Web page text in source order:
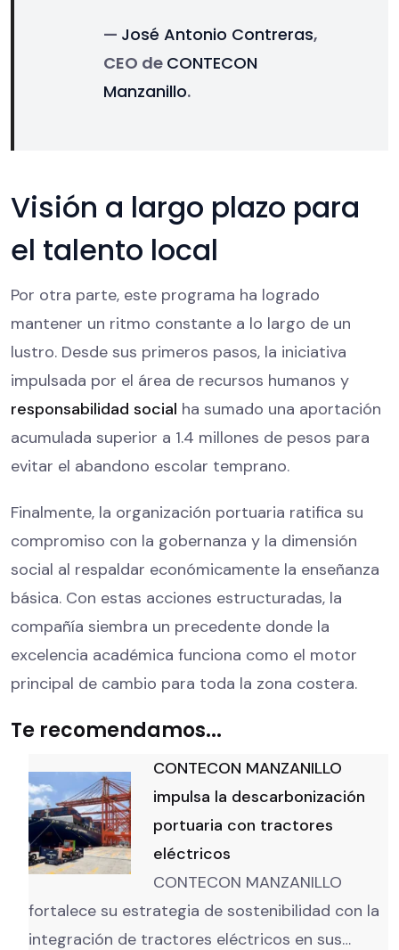
— José Antonio Contreras,
CEO de CONTECON
Manzanillo.
Visión a largo plazo para
el talento local
Por otra parte, este programa ha logrado
mantener un ritmo constante a lo largo de un
lustro. Desde sus primeros pasos, la iniciativa
impulsada por el área de recursos humanos y
responsabilidad social ha sumado una aportación
acumulada superior a 1.4 millones de pesos para
evitar el abandono escolar temprano.
Finalmente, la organización portuaria ratifica su
compromiso con la gobernanza y la dimensión
social al respaldar económicamente la enseñanza
básica. Con estas acciones estructuradas, la
compañía siembra un precedente donde la
excelencia académica funciona como el motor
principal de cambio para toda la zona costera.
Te recomendamos...
CONTECON MANZANILLO
impulsa la descarbonización
portuaria con tractores
eléctricos
CONTECON MANZANILLO
fortalece su estrategia de sostenibilidad con la
integración de tractores eléctricos en sus…